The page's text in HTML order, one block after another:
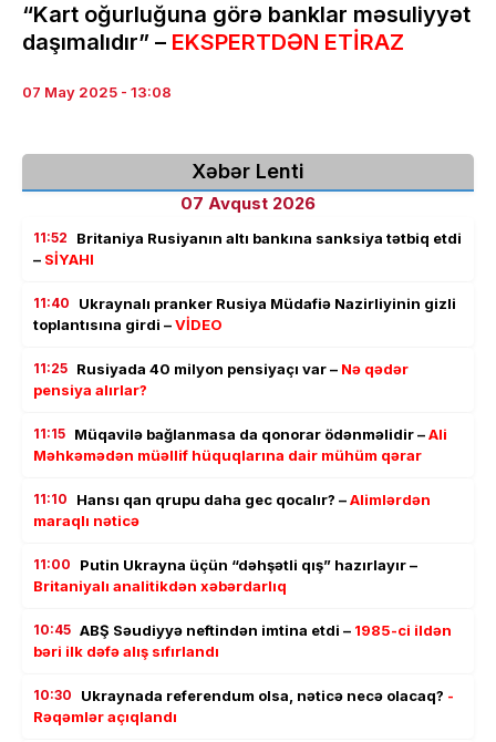
“Kart oğurluğuna görə banklar məsuliyyət
daşımalıdır” – EKSPERTDƏN ETİRAZ
07 May 2025 - 13:08
Xəbər Lenti
07 Avqust 2026
11:52
Britaniya Rusiyanın altı bankına sanksiya tətbiq etdi
– SİYAHI
11:40
Ukraynalı pranker Rusiya Müdafiə Nazirliyinin gizli
toplantısına girdi –VİDEO
11:25 Rusiyada 40 milyon pensiyaçı var – Nə qədər
pensiya alırlar?
11:15 Müqavilə bağlanmasa da qonorar ödənməlidir –Ali
Məhkəmədən müəllif hüquqlarına dair mühüm qərar
11:10 Hansı qan qrupu daha gec qocalır? –Alimlərdən
maraqlı nəticə
11:00
Putin Ukrayna üçün “dəhşətli qış” hazırlayır –
Britaniyalı analitikdən xəbərdarlıq
10:45 ABŞ Səudiyyə neftindən imtina etdi – 1985-ci ildən
bəri ilk dəfə alış sıfırlandı
10:30 Ukraynada referendum olsa, nəticə necə olacaq? -
Rəqəmlər açıqlandı